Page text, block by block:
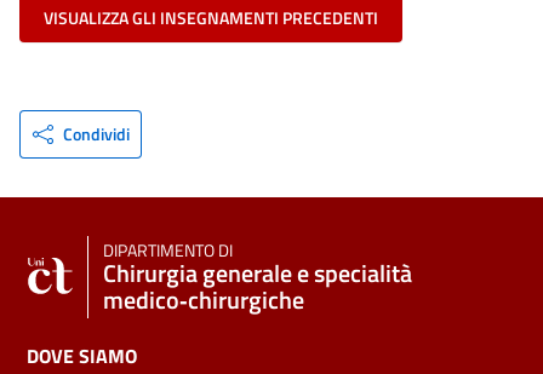
VISUALIZZA GLI INSEGNAMENTI PRECEDENTI
Condividi
DIPARTIMENTO DI
Chirurgia generale e specialità
medico‑chirurgiche
DOVE SIAMO